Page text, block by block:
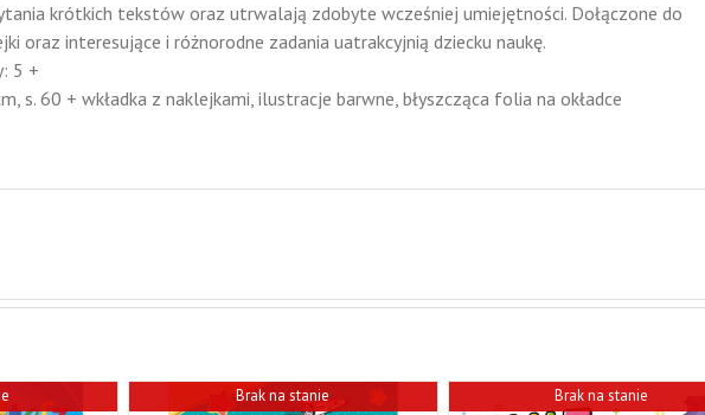
krótkich tekstów oraz utrwalają zdobyte wcześniej umiejętności. Dołączone do
oraz interesujące i różnorodne zadania uatrakcyjnią dziecku naukę.
5 +
s. 60 + wkładka z naklejkami, ilustracje barwne, błyszcząca folia na okładce
Brak na stanie Brak na stanie